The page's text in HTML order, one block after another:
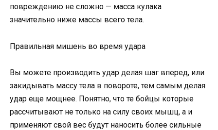
повреждению не сложно — масса кулака
значительно ниже массы всего тела.
Правильная мишень во время удара
Вы можете производить удар делая шаг вперед, или
закидывать массу тела в повороте, тем самым делая
удар еще мощнее. Понятно, что те бойцы которые
рассчитывают не только на силу своих мышц, а и
применяют свой вес будут наносить более сильные